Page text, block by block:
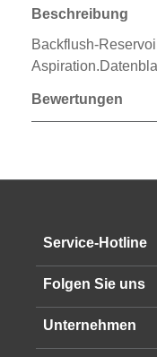
Beschreibung
Backflush-
Bewertungen
Service-Hotline
Folgen Sie uns
Unternehmen